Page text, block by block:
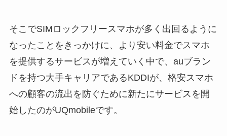
そこでSIMロックフリースマホが多く出回るように
なったことをきっかけに、より安い料金でスマホ
を提供するサービスが増えていく中で、auブラン
ドを持つ大手キャリアであるKDDIが、格安スマホ
への顧客の流出を防ぐために新たにサービスを開
始したのがUQmobileです。